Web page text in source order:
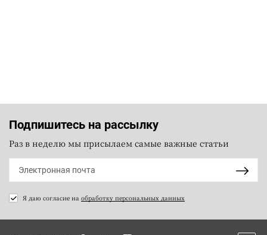
Подпишитесь на рассылку
Раз в неделю мы присылаем самые важные статьи
Я даю согласие на обработку персональных данных